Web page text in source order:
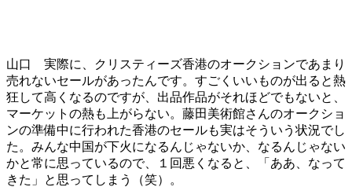
山口 実際に、クリスティーズ香港のオークションであまり
売れないセールがあったんです。すごくいいものが出ると熱
狂して高くなるのですが、出品作品がそれほどでもないと、
マーケットの熱も上がらない。藤田美術館さんのオークショ
ンの準備中に行われた香港のセールも実はそういう状況でし
た。みんな中国が下火になるんじゃないか、なるんじゃない
かと常に思っているので、１回悪くなると、「ああ、なって
きた」と思ってしまう（笑）。